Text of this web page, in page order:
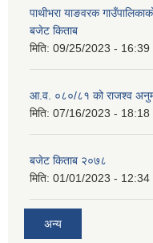
पाथीभरा याङवरक
बजेट किताब
मिति: 09/25/2023 - 16:39
आ.व. ०८०/८१ को राजश्व
मिति: 07/16/2023 - 18:18
बजेट किताब २०७८
मिति: 01/01/2023 - 12:34
अन्य